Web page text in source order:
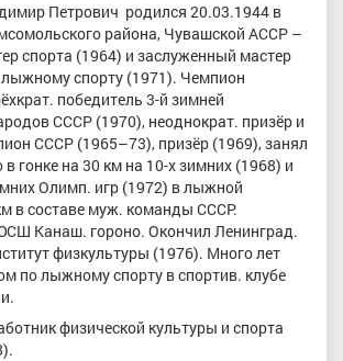
Петрович родился 20.03.1944 в
района, Чувашской АССР –
спорта (1964) и заслуженный мастер
спорту (1971). Чемпион
победитель 3-й зимней
СССР (1970), неоднократ. призёр и
СССР (1965–73), призёр (1969), занял
в гонке на 30 км на 10-х зимних (1968) и
Олимп. игр (1972) в лыжной
в составе муж. команды СССР.
Канаш. гороно. Окончил Ленинград.
физкультуры (1976). Много лет
по лыжному спорту в спортив. клубе
физической культуры и спорта